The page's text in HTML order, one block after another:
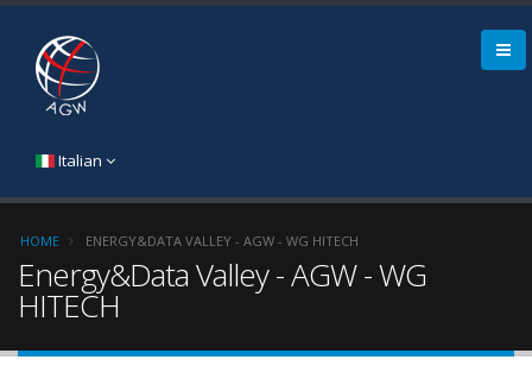
Italian
HOME ENERGY&DATA VALLEY - AGW - WG HITECH
Energy&Data Valley - AGW - WG
HITECH